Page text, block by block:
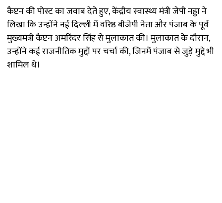
कैप्टन की पोस्ट का जवाब देते हुए, केंद्रीय स्वास्थ्य मंत्री जेपी नड्डा ने
लिखा कि उन्होंने नई दिल्ली में वरिष्ठ बीजेपी नेता और पंजाब के पूर्व
मुख्यमंत्री कैप्टन अमरिंदर सिंह से मुलाकात की। मुलाकात के दौरान,
उन्होंने कई राजनीतिक मुद्दों पर चर्चा की, जिनमें पंजाब से जुड़े मुद्दे भी
शामिल थे।